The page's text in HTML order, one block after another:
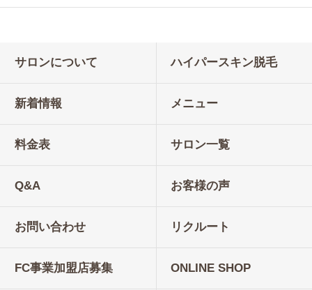
サロンについて ハイパースキン脱毛
新着情報 メニュー
料金表 サロン一覧
Q&A お客様の声
お問い合わせ リクルート
FC事業加盟店募集 ONLINE SHOP